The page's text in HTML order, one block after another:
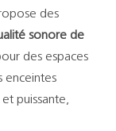
des
sonore de
des espaces
enceintes
puissante,